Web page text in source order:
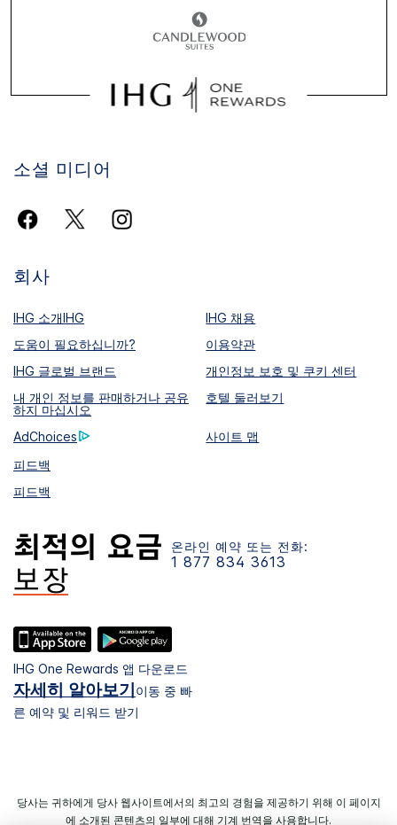
소셜 미디어
회사
IHG 소개IHG
IHG 채용
도움이 필요하십니까?
이용약관
IHG 글로벌 브랜드
개인정보 보호 및 쿠키 센터
내 개인 정보를 판매하거나 공유
하지 마십시오
호텔 둘러보기
AdChoices
사이트 맵
피드백
피드백
온라인 예약 또는 전화:
1 877 834 3613
IHG One Rewards 앱 다운로드
자세히 알아보기 이동 중 빠
른 예약 및 리워드 받기
당사는 귀하에게 당사 웹사이트에서의 최고의 경험을 제공하기 위해 이 페이지
에 소개된 콘텐츠의 일부에 대해 기계 번역을 사용합니다.